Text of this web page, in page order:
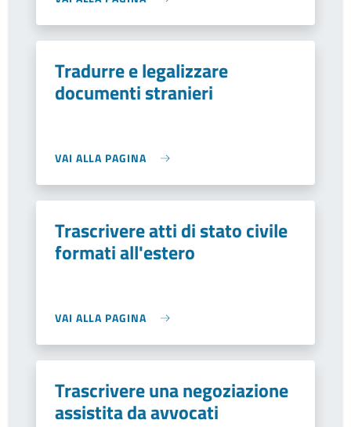
Tradurre e legalizzare
documenti stranieri
VAI ALLA PAGINA
Trascrivere atti di stato civile
formati all'estero
VAI ALLA PAGINA
Trascrivere una negoziazione
assistita da avvocati